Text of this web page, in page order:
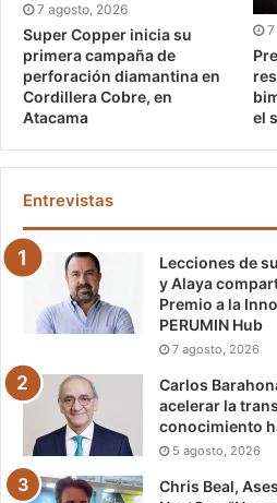
7 agosto, 2026
Super Copper inicia su
primera campaña de
perforación diamantina en
Cordillera Cobre, en
Atacama
el
Entrevistas
Lecciones de
y Alaya
Premio a la
PERUMIN Hub
7 agosto, 2026
Carlos
acelerar la
conocimiento
5 agosto, 2026
Chris Beal,